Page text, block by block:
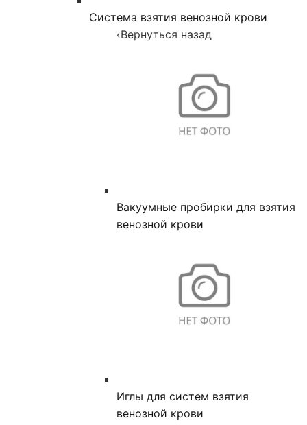
Система взятия венозной крови
‹Вернуться назад
Вакуумные пробирки для взятия
венозной крови
Иглы для систем взятия
венозной крови